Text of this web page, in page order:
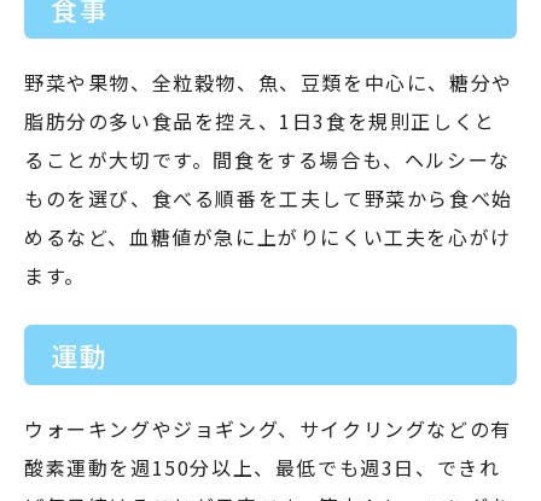
食事
野菜や果物、全粒穀物、魚、豆類を中心に、糖分や
脂肪分の多い食品を控え、1日3食を規則正しくと
ることが大切です。間食をする場合も、ヘルシーな
ものを選び、食べる順番を工夫して野菜から食べ始
めるなど、血糖値が急に上がりにくい工夫を心がけ
ます。
運動
ウォーキングやジョギング、サイクリングなどの有
酸素運動を週150分以上、最低でも週3日、できれ